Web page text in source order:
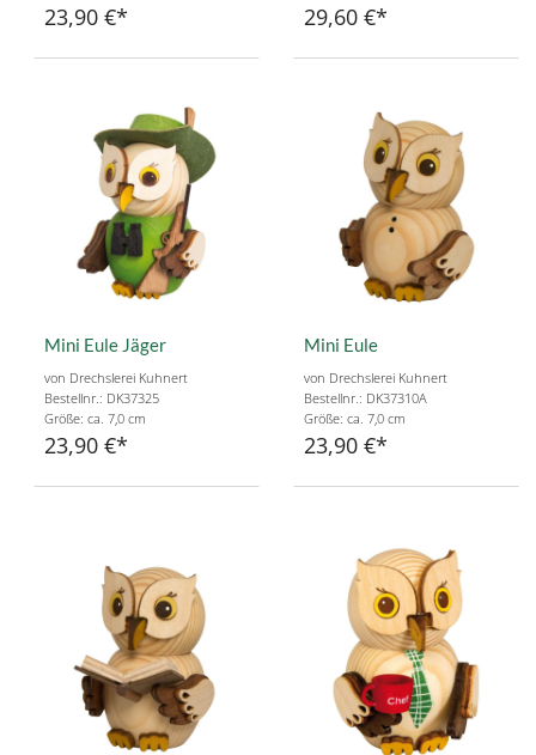
23,90 € 29,60 €
Mini Eule Jäger
von Drechslerei Kuhnert
Bestellnr.: DK37325
Größe: ca. 7,0 cm
23,90 €
Mini Eule
von Drechslerei Kuhnert
Bestellnr.: DK37310A
Größe: ca. 7,0 cm
23,90 €